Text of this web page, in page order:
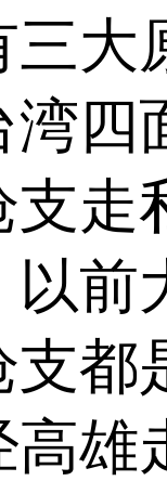
大
湾四
支走
以前
支都
高雄